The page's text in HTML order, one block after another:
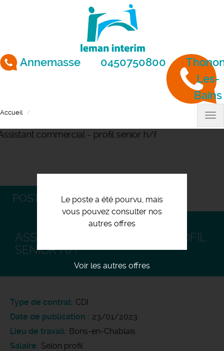
Annemasse 0450750800
Les-
Bains
Accueil
Le poste a été pourvu, mais
vous pouvez consulter nos
autres offres
Voir les autres offres
POSTULEZ
ASSISTANT COMMERCIAL - PROFIL
SENIOR H/F
Type de contrat CDI
Date de publication
23/01/2023
Lieu de travail Bons-en-Chablais
Salaire Selon profil